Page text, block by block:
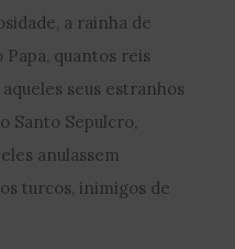
a rainha de
quantos reis
seus estranhos
Santo Sepulcro,
anulassem
turcos, inimigos de